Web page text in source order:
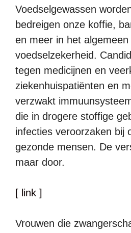
Voedselgewassen
bedreigen onze koffie,
en meer in het
voedselzekerheid.
tegen medicijnen en
ziekenhuispatiënten en
verzwakt
die in drogere stoffige
infecties veroorzaken bij
gezonde mensen. De
maar door.
[ link ]
Vrouwen die